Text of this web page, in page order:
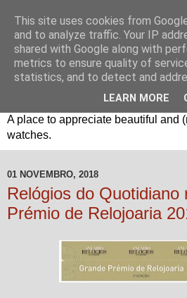
Um espaço sobre relógios "B3":
A place to appreciate beautiful and
watches.
01 NOVEMBRO, 2018
Relógios do Quotidiano
Prémio de Relojoaria
This site uses cookies from
and to analyze traffic. Your IP
shared with Google along with
metrics to ensure quality of
statistics, and to detect and
LEARN MORE